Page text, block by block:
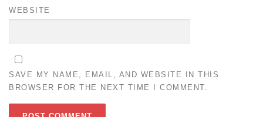
WEBSITE
SAVE MY NAME, EMAIL, AND WEBSITE IN THIS
BROWSER FOR THE NEXT TIME I COMMENT.